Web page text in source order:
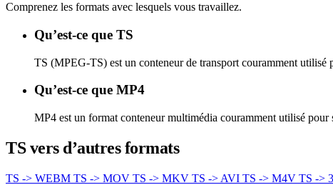
Comprenez les formats avec lesquels vous travaillez.
Qu’est-ce que TS
TS (MPEG-TS) est un conteneur de transport couramment utilisé
Qu’est-ce que MP4
MP4 est un format conteneur multimédia couramment utilisé
TS vers d’autres formats
TS -> WEBM TS -> MOV TS -> MKV TS -> AVI TS -> M4V TS ->